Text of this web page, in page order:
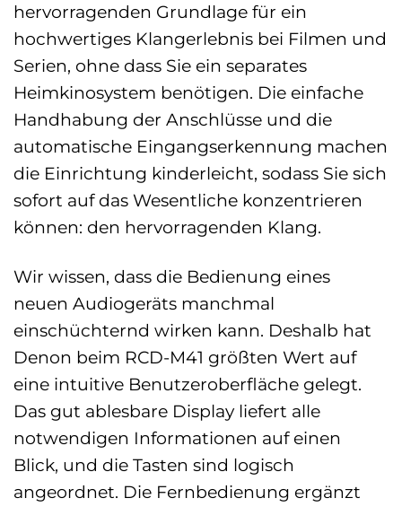
hervorragenden Grundlage für ein
hochwertiges Klangerlebnis bei Filmen und
Serien, ohne dass Sie ein separates
Heimkinosystem benötigen. Die einfache
Handhabung der Anschlüsse und die
automatische Eingangserkennung machen
die Einrichtung kinderleicht, sodass Sie sich
sofort auf das Wesentliche konzentrieren
können: den hervorragenden Klang.
Wir wissen, dass die Bedienung eines
neuen Audiogeräts manchmal
einschüchternd wirken kann. Deshalb hat
Denon beim RCD-M41 größten Wert auf
eine intuitive Benutzeroberfläche gelegt.
Das gut ablesbare Display liefert alle
notwendigen Informationen auf einen
Blick, und die Tasten sind logisch
angeordnet. Die Fernbedienung ergänzt